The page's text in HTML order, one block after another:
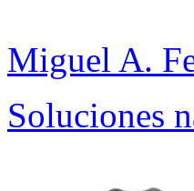
Miguel A.
Soluciones